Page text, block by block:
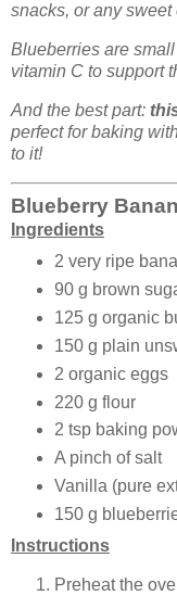
snacks, or any sweet
Blueberries are
vitamin C to support
And the best part:
perfect for baking
to it!
Blueberry
Ingredients
2 very ripe
90 g brown
125 g organic
150 g plain
2 organic eggs
220 g flour
2 tsp baking
A pinch of salt
Vanilla (pure
150 g
Instructions
Preheat the